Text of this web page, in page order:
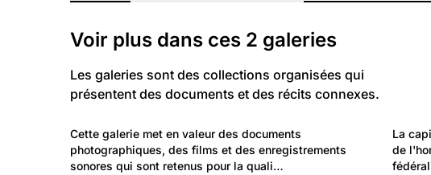
Galeries
Voir plus dans ces 2 galeries
Les galeries sont des collections organisées qui
présentent des documents et des récits connexes.
Autre: Non classée
Repérages de notrehistoire.ch
Cette galerie met en valeur des documents
photographiques, des films et des enregistrements
sonores qui sont retenus pour la quali…
La
La
de